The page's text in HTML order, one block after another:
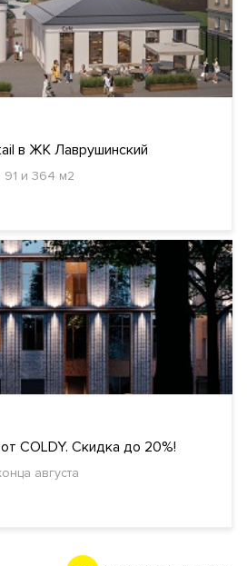
в ЖК Лаврушинский
и 364 м2
COLDY. Скидка до 20%!
августа